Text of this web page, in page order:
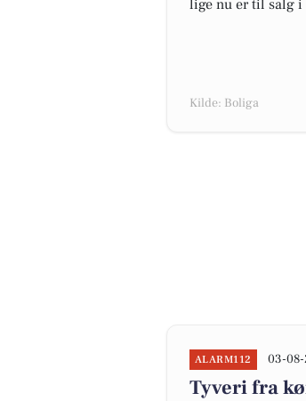
lige nu er til salg i
Kilde: Boliga
ALARM112 03-
Tyveri fra